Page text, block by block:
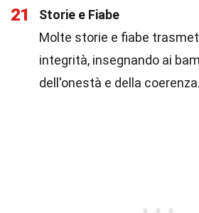
21
Storie e Fiabe
Molte storie e fiabe
integrità, insegnando ai
dell'onestà e della coerenza.